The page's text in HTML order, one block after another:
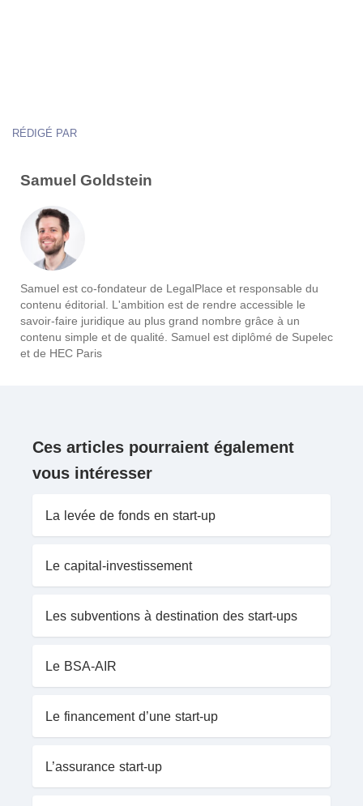
RÉDIGÉ PAR
Samuel Goldstein
Samuel est co-fondateur de LegalPlace et responsable du
contenu éditorial. L'ambition est de rendre accessible le
savoir-faire juridique au plus grand nombre grâce à un
contenu simple et de qualité. Samuel est diplômé de Supelec
et de HEC Paris
Ces articles pourraient également
vous intéresser
La levée de fonds en start-up
Le capital-investissement
Les subventions à destination des start-ups
Le BSA-AIR
Le financement d’une start-up
L’assurance start-up